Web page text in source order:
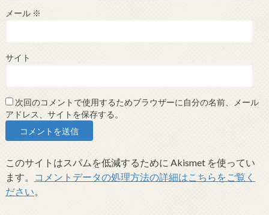
メール ※
サイト
次回のコメントで使用するためブラウザーに自分の名前、メール
アドレス、サイトを保存する。
このサイトはスパムを低減するために Akismet を使ってい
ます。
コメントデータの処理方法の詳細はこちらをご覧く
ださい。